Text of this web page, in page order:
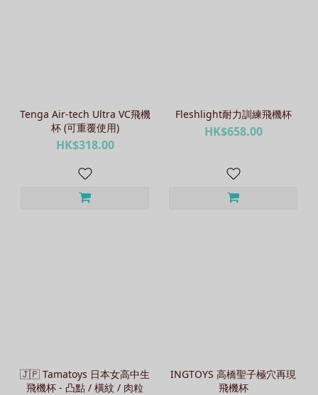
Tenga Air-tech Ultra VC飛機
杯 (可重覆使用)
HK$318.00
Fleshlight耐力訓練飛機杯
HK$658.00
🇯🇵 Tamatoys 日本女高中生
飛機杯 - 凸點 / 橫紋 / 肉粒
INGTOYS 高橋聖子極穴再現
飛機杯